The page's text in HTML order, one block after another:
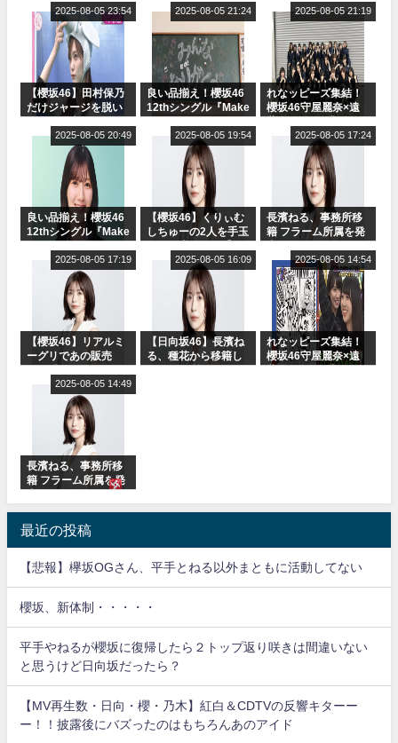
【櫻坂46】田村保乃
だけジャージを脱い
2025-08-05 23:54
良い品揃え！櫻坂46
12thシングル『Make
ャルグッズ絶賛販売
2025-08-05 21:24
れなッピーズ集結！
櫻坂46守屋麗奈×遠
ット！」水曜スタジ
オ出演決定
2025-08-05 21:19
良い品揃え！櫻坂46
12thシングル『Make
ャルグッズ絶賛販売
2025-08-05 20:49
【櫻坂46】くりぃむ
しちゅーの2人を手玉
りぃむナンタラ】
2025-08-05 19:54
長濱ねる、事務所移
籍 フラーム所属を発
2025-08-05 17:24
【櫻坂46】リアルミ
ーグリであの販売
Break』オフィシャ
ルグッズ解禁
2025-08-05 17:19
【日向坂46】長濱ね
る、種花から移籍し
2025-08-05 16:09
れなッピーズ集結！
櫻坂46守屋麗奈×遠
2025-08-05 14:54
長濱ねる、事務所移
籍 フラーム所属を発
2025-08-05 14:49
最近の投稿
【悲報】欅坂OGさん、平手とねる以外まともに活動してない
櫻坂、新体制・・・・・
平手やねるが櫻坂に復帰したら２トップ返り咲きは間違いない
と思うけど日向坂だったら？
【MV再生数・日向・櫻・乃木】紅白＆CDTVの反響キターー
ー！！披露後にバズったのはもちろんあのアイド